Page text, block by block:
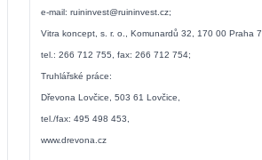
e-mail: ruininvest@ruininvest.cz;
Vitra koncept, s. r. o., Komunardů 32, 170 00 Praha 7,
tel.: 266 712 755, fax: 266 712 754;
Truhlářské práce:
Dřevona Lovčice, 503 61 Lovčice,
tel./fax: 495 498 453,
www.drevona.cz